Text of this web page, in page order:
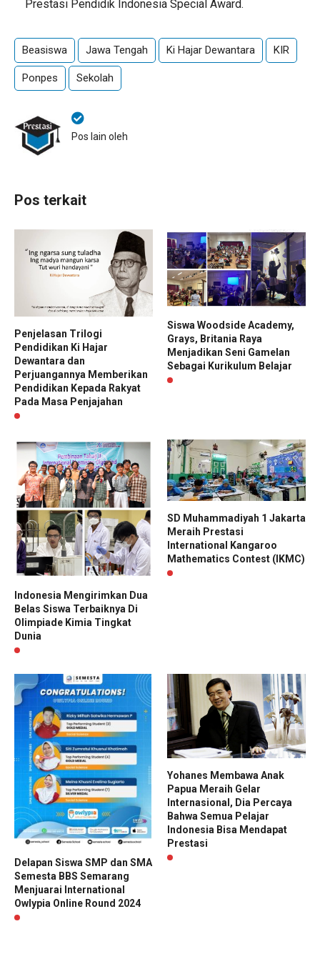
Prestasi Pendidik Indonesia Special Award.
Beasiswa Jawa Tengah Ki Hajar Dewantara KIR
Ponpes Sekolah
Pos lain oleh
Pos terkait
Penjelasan Trilogi
Pendidikan Ki Hajar
Dewantara dan
Perjuangannya Memberikan
Pendidikan Kepada Rakyat
Pada Masa Penjajahan
Siswa Woodside Academy,
Grays, Britania Raya
Menjadikan Seni Gamelan
Sebagai Kurikulum Belajar
Indonesia Mengirimkan Dua
Belas Siswa Terbaiknya Di
Olimpiade Kimia Tingkat
Dunia
SD Muhammadiyah 1 Jakarta
Meraih Prestasi
International Kangaroo
Mathematics Contest (IKMC)
Delapan Siswa SMP dan SMA
Semesta BBS Semarang
Menjuarai International
Owlypia Online Round 2024
Yohanes Membawa Anak
Papua Meraih Gelar
Internasional, Dia Percaya
Bahwa Semua Pelajar
Indonesia Bisa Mendapat
Prestasi